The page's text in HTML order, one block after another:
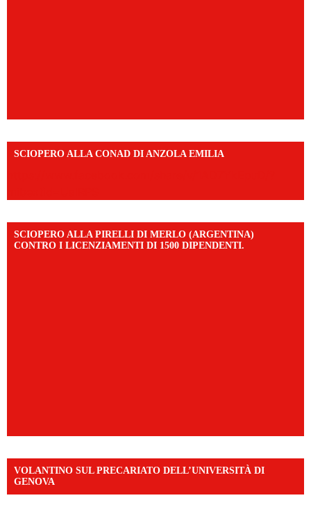
SCIOPERO ALLA CONAD DI ANZOLA EMILIA
SCIOPERO ALLA PIRELLI DI MERLO (ARGENTINA)
CONTRO I LICENZIAMENTI DI 1500 DIPENDENTI.
VOLANTINO SUL PRECARIATO DELL’UNIVERSITÀ DI
GENOVA